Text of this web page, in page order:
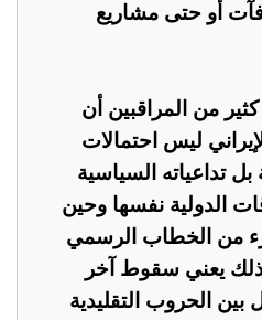
أو حتى مشاريع
من المراقبين أن
ليس احتمالات
بل تداعياته السياسية
الدولية نفسها وحين
من الخطاب الرسمي
ذلك يعني سقوط آخر
بين الحروب التقليدية